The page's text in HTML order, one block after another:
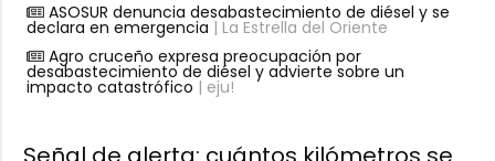
ASOSUR denuncia desabastecimiento de diésel y se
declara en emergencia | La Estrella del Oriente
Agro cruceño expresa preocupación por
desabastecimiento de diésel y advierte sobre un
impacto catastrófico | eju!